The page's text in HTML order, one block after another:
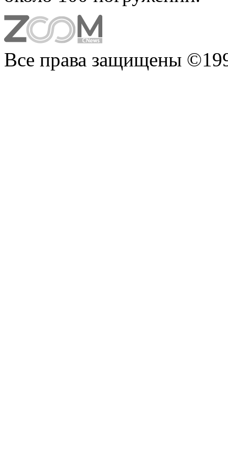
Все права защищены